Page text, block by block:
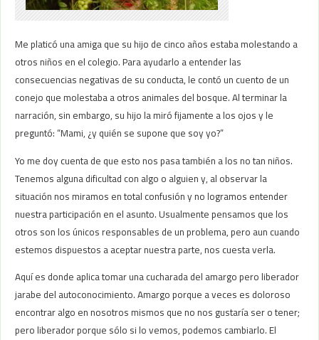
Me platicó una amiga que su hijo de cinco años estaba molestando a
otros niños en el colegio. Para ayudarlo a entender las
consecuencias negativas de su conducta, le contó un cuento de un
conejo que molestaba a otros animales del bosque. Al terminar la
narración, sin embargo, su hijo la miró fijamente a los ojos y le
preguntó: “Mami, ¿y quién se supone que soy yo?”
Yo me doy cuenta de que esto nos pasa también a los no tan niños.
Tenemos alguna dificultad con algo o alguien y, al observar la
situación nos miramos en total confusión y no logramos entender
nuestra participación en el asunto. Usualmente pensamos que los
otros son los únicos responsables de un problema, pero aun cuando
estemos dispuestos a aceptar nuestra parte, nos cuesta verla.
Aquí es donde aplica tomar una cucharada del amargo pero liberador
jarabe del autoconocimiento. Amargo porque a veces es doloroso
encontrar algo en nosotros mismos que no nos gustaría ser o tener;
pero liberador porque sólo si lo vemos, podemos cambiarlo. El